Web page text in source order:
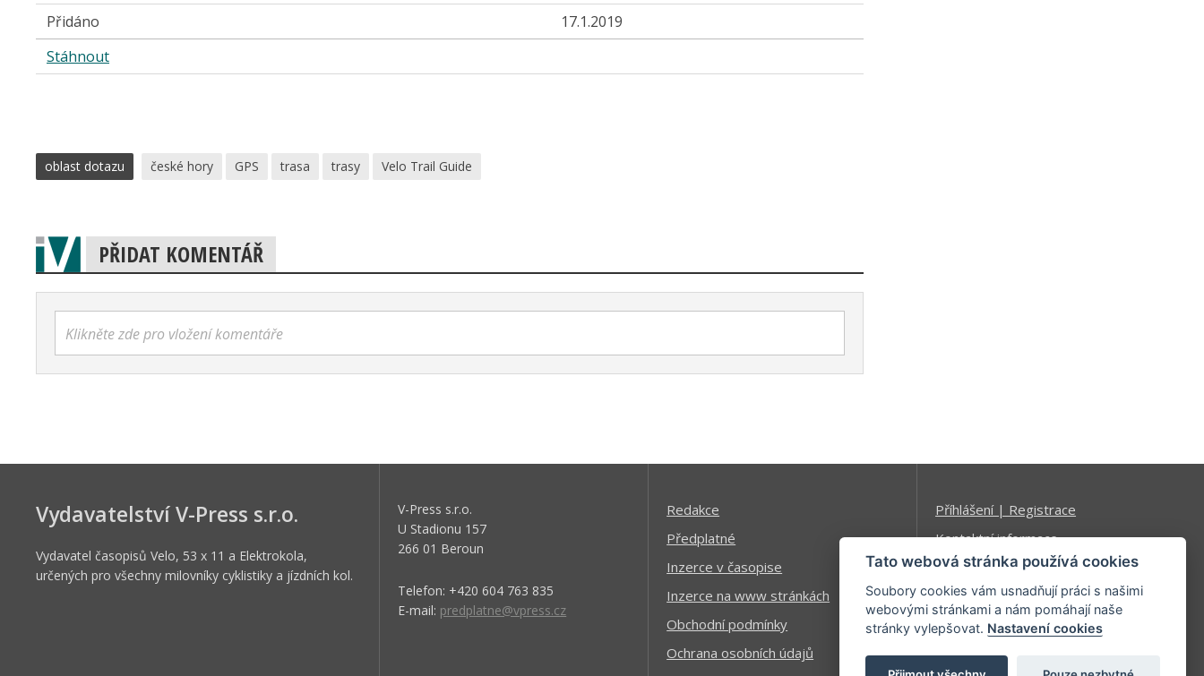
Přidáno
17.1.2019
Stáhnout
oblast dotazu české hory GPS trasa trasy Velo Trail Guide
PŘIDAT KOMENTÁŘ
Klikněte zde pro vložení komentáře
Vydavatelství V-Press s.r.o.
Vydavatel časopisů Velo, 53 x 11 a Elektrokola,
určených pro všechny milovníky cyklistiky a jízdních kol.
V-Press s.r.o.
U Stadionu 157
266 01 Beroun
Telefon: +420 604 763 835
E-mail: predplatne@vpress.cz
Redakce
Předplatné
Inzerce v časopise
Inzerce na www stránkách
Obchodní podmínky
Ochrana osobních údajů
Příhlášení | Registrace
Kontaktní informace
Mapa stránek
Tato webová stránka používá cookies
Soubory cookies vám usnadňují práci s našimi
webovými stránkami a nám pomáhají naše
stránky vylepšovat. Nastavení cookies